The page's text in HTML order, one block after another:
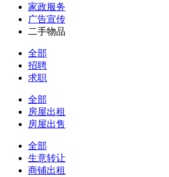
家政服务
广告宣传
二手物品
全部
招聘
求职
全部
房屋出租
房屋出售
全部
生意转让
商铺出租